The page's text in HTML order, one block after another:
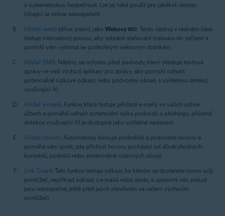
o kybernetickou bezpečnost. Lze jej také použít pro jakékoli dotazy
týkající se online zabezpečení.
Hlídač webů (dříve známý jako Webový štít): Tento nástroj v reálném čase
testuje internetový provoz, aby zabránil stahování malwaru do zařízení a
pomohl vám vyhnout se podezřelým webovým stránkám.
Hlídač SMS: Nástroj na ochranu před podvody, který otestuje textové
zprávy ve vaší výchozí aplikaci pro zprávy, aby pomohl odhalit
potenciálně rizikové odkazy nebo podvodný obsah, s volitelnou detekcí
využívající AI.
Hlídač e-mailů: Funkce, která testuje příchozí e-maily ve vašich online
účtech a pomáhá odhalit potenciální rizika podvodů a phishingu, přičemž
detekce využívající AI je dostupná jako volitelné nastavení.
Hlídač hovorů: Automaticky blokuje podezřelé a podvodné hovory a
pomáhá vám zjistit, zda příchozí hovory pocházejí od důvěryhodných
kontaktů, podniků nebo potenciálně rizikových zdrojů.
Link Guard: Tato funkce testuje odkazy, ke kterým se dostanete mimo svůj
prohlížeč, například odkazy z e-mailů nebo zpráv, a upozorní vás, pokud
jsou nebezpečné, ještě před jejich otevřením ve vašem výchozím
prohlížeči.